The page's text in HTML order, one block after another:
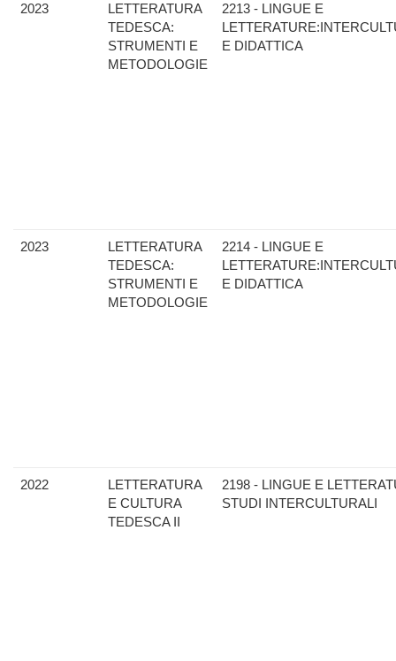
2023
LETTERATURA
TEDESCA:
STRUMENTI E
METODOLOGIE
2213 - LINGUE E
E DIDATTICA
2023
LETTERATURA
TEDESCA:
STRUMENTI E
METODOLOGIE
2214 - LINGUE E
E DIDATTICA
2022
LETTERATURA
E CULTURA
TEDESCA II
2198 - LINGUE E
STUDI INTERCULTURALI